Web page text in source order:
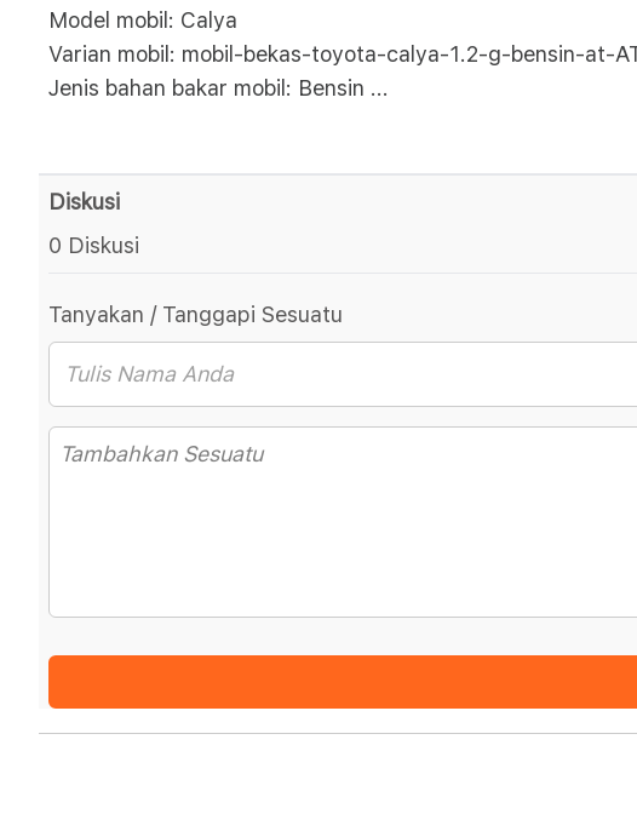
Model mobil: Calya
Varian mobil: mobil-bekas-toyota-calya-1.2-g-bensin-at-
Jenis bahan bakar mobil: Bensin ...
Diskusi
0 Diskusi
Tanyakan / Tanggapi Sesuatu